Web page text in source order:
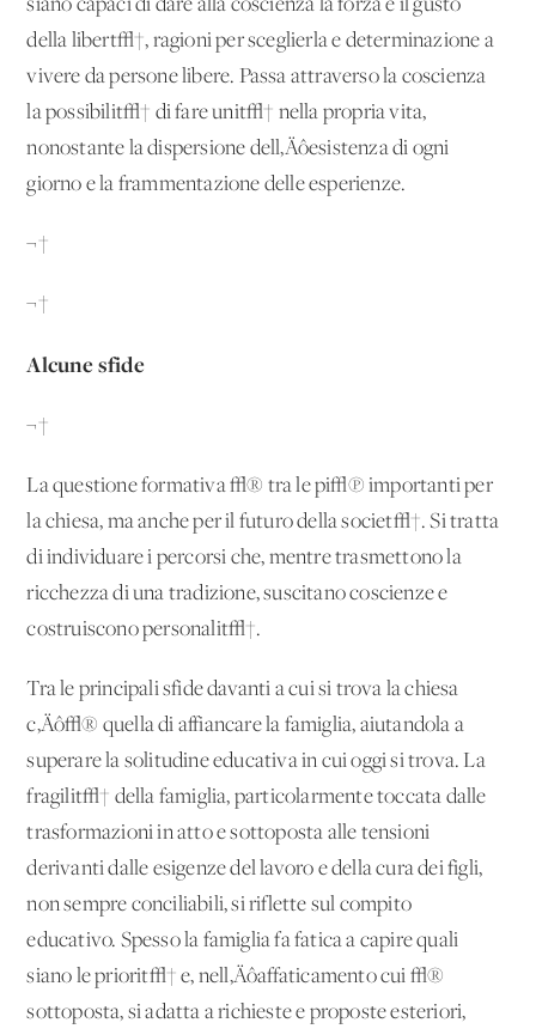
siano capaci di dare alla coscienza la forza e il gusto
della libert√†, ragioni per sceglierla e determinazione a
vivere da persone libere. Passa attraverso la coscienza
la possibilit√† di fare unit√† nella propria vita,
nonostante la dispersione dell‚Äôesistenza di ogni
giorno e la frammentazione delle esperienze.
¬†
¬†
Alcune sfide
¬†
La questione formativa √® tra le pi√π importanti per
la chiesa, ma anche per il futuro della societ√†. Si tratta
di individuare i percorsi che, mentre trasmettono la
ricchezza di una tradizione, suscitano coscienze e
costruiscono personalit√†.
Tra le principali sfide davanti a cui si trova la chiesa
c‚Äô√® quella di affiancare la famiglia, aiutandola a
superare la solitudine educativa in cui oggi si trova. La
fragilit√† della famiglia, particolarmente toccata dalle
trasformazioni in atto e sottoposta alle tensioni
derivanti dalle esigenze del lavoro e della cura dei figli,
non sempre conciliabili, si riflette sul compito
educativo. Spesso la famiglia fa fatica a capire quali
siano le priorit√† e, nell‚Äôaffaticamento cui √®
sottoposta, si adatta a richieste e proposte esteriori,